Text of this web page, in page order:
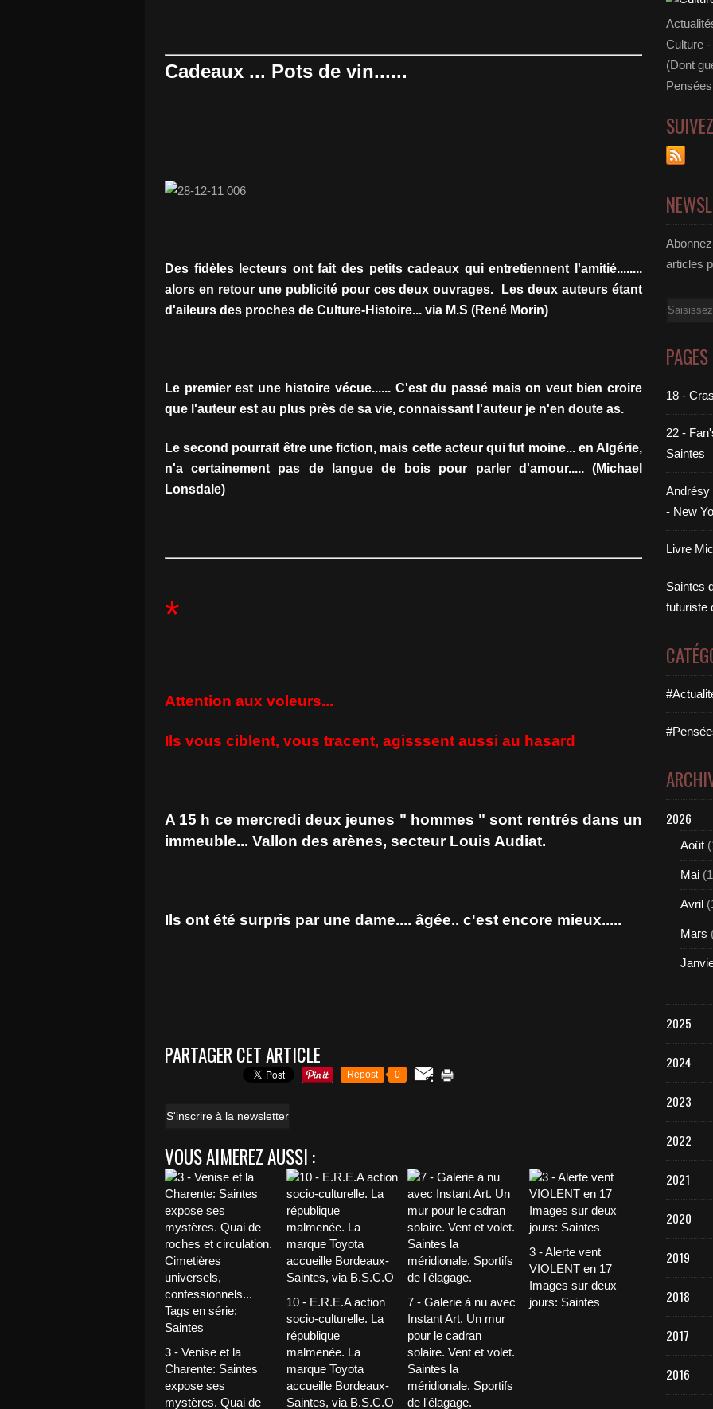
Cadeaux ... Pots de vin......
Des fidèles lecteurs ont fait des petits cadeaux qui entretiennent l'amitié........
alors en retour une publicité pour ces deux ouvrages. Les deux auteurs étant
d'aileurs des proches de Culture-Histoire... via M.S (René Morin)
Le premier est une histoire vécue...... C'est du passé mais on veut bien croire
que l'auteur est au plus près de sa vie, connaissant l'auteur je n'en doute as.
Le second pourrait être une fiction, mais cette acteur qui fut moine... en Algérie,
n'a certainement pas de langue de bois pour parler d'amour..... (Michael
Lonsdale)
*
Attention aux voleurs...
Ils vous ciblent, vous tracent, agisssent aussi au hasard
A 15 h ce mercredi deux jeunes " hommes " sont rentrés dans un
immeuble... Vallon des arènes, secteur Louis Audiat.
Ils ont été surpris par une dame.... âgée.. c'est encore mieux.....
PARTAGER CET ARTICLE
Repost 0
S'inscrire à la newsletter
VOUS AIMEREZ AUSSI :
3 - Venise et la
Charente: Saintes
expose ses
mystères. Quai de
10 - E.R.E.A action
socio-culturelle. La
république
malmenée. La
marque Toyota
accueille Bordeaux-
Saintes, via B.S.C.O
7 - Galerie à nu avec
Instant Art. Un mur
pour le cadran
solaire. Vent et volet.
Saintes la
méridionale. Sportifs
de l'élagage.
3 - Alerte vent
VIOLENT en 17
Images sur deux
jours: Saintes
Culture
(Dont
articles
Email
PAGES
18 -
22 -
Saintes
Andrésy
- New
Livre
Saintes
futuriste
2026
Août
Mai
Avril
Mars
2025
2024
2023
2022
2021
2020
2019
2018
2017
2016